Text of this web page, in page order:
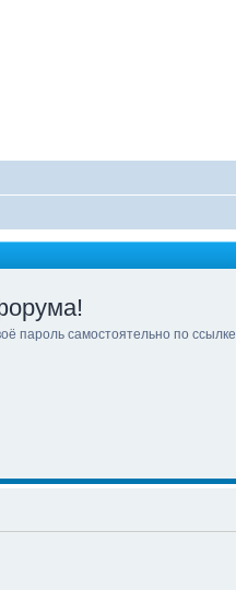
пароль самостоятельно по ссылке